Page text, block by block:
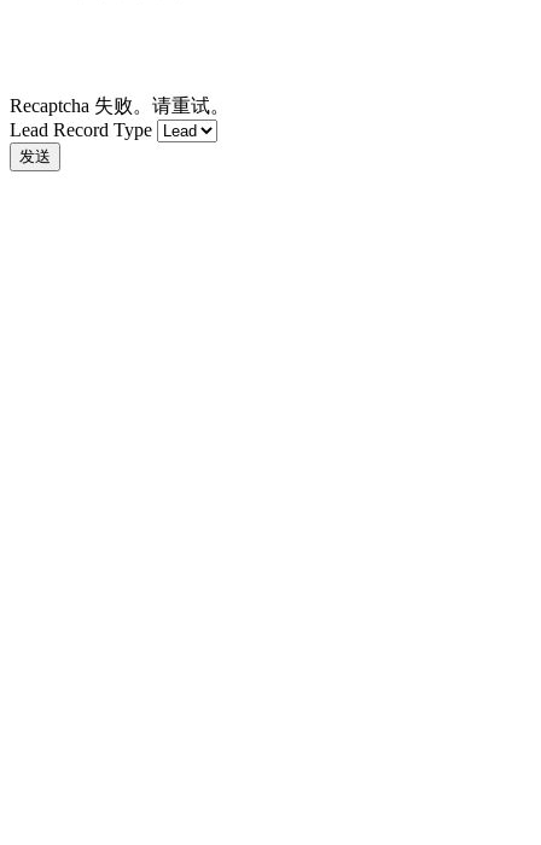
Recaptcha 失败。请重试。
Lead Record Type
发送